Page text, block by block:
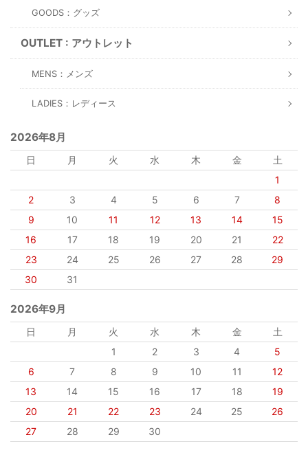
GOODS：グッズ
OUTLET : アウトレット
MENS：メンズ
LADIES：レディース
2026年8月
日 月 火 水 木 金
土
1
2
3 4 5 6 7
8
9
10 11 12 13 14
15
16
17 18 19 20 21
22
23
24 25 26 27 28
29
30
31
2026年9月
日 月 火 水 木 金
土
1
2 3 4
5
6
7 8 9 10 11
12
13
14 15 16 17 18
19
20
21 22 23 24 25
26
27
28 29 30